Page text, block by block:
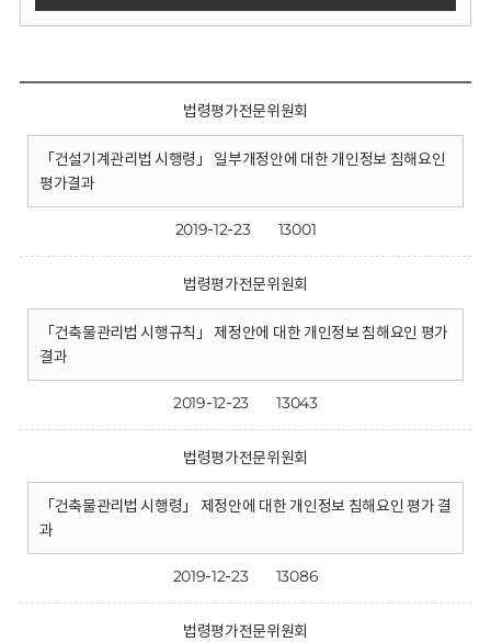
법령평가전문위원회
「건설기계관리법 시행령」 일부개정안에 대한 개인정보 침해요인
평가결과
2019-12-23 13001
법령평가전문위원회
「건축물관리법 시행규칙」 제정안에 대한 개인정보 침해요인 평가
결과
2019-12-23 13043
법령평가전문위원회
「건축물관리법 시행령」 제정안에 대한 개인정보 침해요인 평가 결
과
2019-12-23 13086
법령평가전문위원회